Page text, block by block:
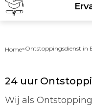
Home»Ontstoppingsdienst in
24 uur
Wij als